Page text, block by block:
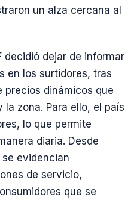
un alza cercana al
decidió dejar de informar
en los surtidores, tras
precios dinámicos que
zona. Para ello, el país
lo que permite
diaria. Desde
evidencian
de servicio,
que se